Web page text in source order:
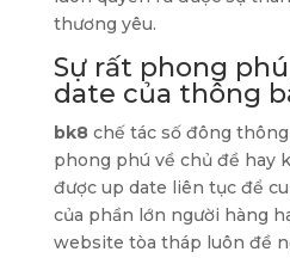
thương yêu.
Sự rất phong
date của thông
bk8chế tác số đông thông
phong phú về chủ đề hay
được up date liên tục để
của phần lớn người hàng
website tòa tháp luôn đề